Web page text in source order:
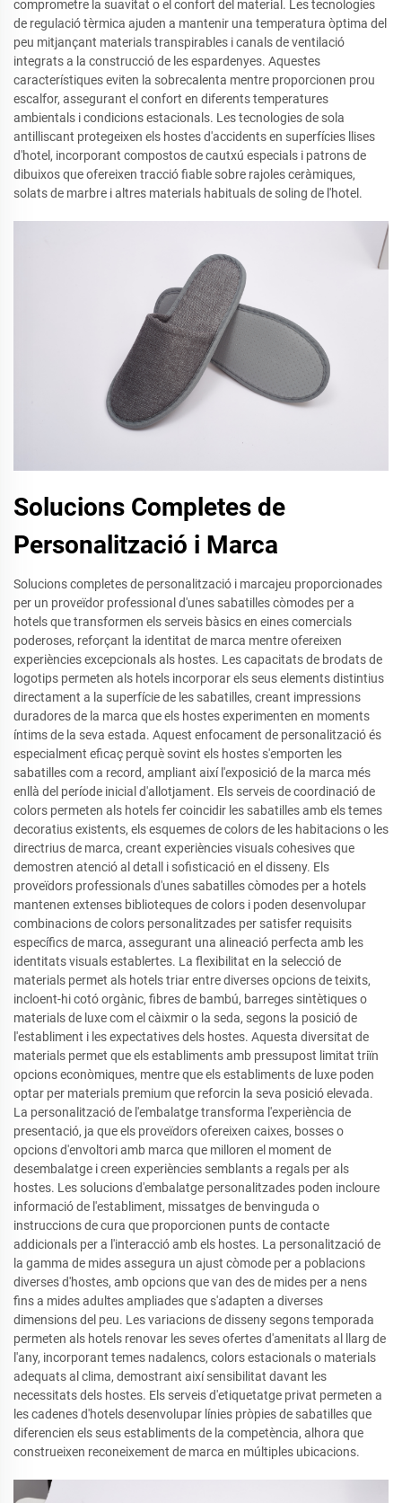
comprometre la suavitat o el confort del material. Les tecnologies
de regulació tèrmica ajuden a mantenir una temperatura òptima del
peu mitjançant materials transpirables i canals de ventilació
integrats a la construcció de les espardenyes. Aquestes
característiques eviten la sobrecalenta mentre proporcionen prou
escalfor, assegurant el confort en diferents temperatures
ambientals i condicions estacionals. Les tecnologies de sola
antilliscant protegeixen els hostes d'accidents en superfícies llises
d'hotel, incorporant compostos de cautxú especials i patrons de
dibuixos que ofereixen tracció fiable sobre rajoles ceràmiques,
solats de marbre i altres materials habituals de soling de l'hotel.
Solucions Completes de
Personalització i Marca
Solucions completes de personalització i marcajeu proporcionades
per un proveïdor professional d'unes sabatilles còmodes per a
hotels que transformen els serveis bàsics en eines comercials
poderoses, reforçant la identitat de marca mentre ofereixen
experiències excepcionals als hostes. Les capacitats de brodats de
logotips permeten als hotels incorporar els seus elements distintius
directament a la superfície de les sabatilles, creant impressions
duradores de la marca que els hostes experimenten en moments
íntims de la seva estada. Aquest enfocament de personalització és
especialment eficaç perquè sovint els hostes s'emporten les
sabatilles com a record, ampliant així l'exposició de la marca més
enllà del període inicial d'allotjament. Els serveis de coordinació de
colors permeten als hotels fer coincidir les sabatilles amb els temes
decoratius existents, els esquemes de colors de les habitacions o les
directrius de marca, creant experiències visuals cohesives que
demostren atenció al detall i sofisticació en el disseny. Els
proveïdors professionals d'unes sabatilles còmodes per a hotels
mantenen extenses biblioteques de colors i poden desenvolupar
combinacions de colors personalitzades per satisfer requisits
específics de marca, assegurant una alineació perfecta amb les
identitats visuals establertes. La flexibilitat en la selecció de
materials permet als hotels triar entre diverses opcions de teixits,
incloent-hi cotó orgànic, fibres de bambú, barreges sintètiques o
materials de luxe com el càixmir o la seda, segons la posició de
l'establiment i les expectatives dels hostes. Aquesta diversitat de
materials permet que els establiments amb pressupost limitat triïn
opcions econòmiques, mentre que els establiments de luxe poden
optar per materials premium que reforcin la seva posició elevada.
La personalització de l'embalatge transforma l'experiència de
presentació, ja que els proveïdors ofereixen caixes, bosses o
opcions d'envoltori amb marca que milloren el moment de
desembalatge i creen experiències semblants a regals per als
hostes. Les solucions d'embalatge personalitzades poden incloure
informació de l'establiment, missatges de benvinguda o
instruccions de cura que proporcionen punts de contacte
addicionals per a l'interacció amb els hostes. La personalització de
la gamma de mides assegura un ajust còmode per a poblacions
diverses d'hostes, amb opcions que van des de mides per a nens
fins a mides adultes ampliades que s'adapten a diverses
dimensions del peu. Les variacions de disseny segons temporada
permeten als hotels renovar les seves ofertes d'amenitats al llarg de
l'any, incorporant temes nadalencs, colors estacionals o materials
adequats al clima, demostrant així sensibilitat davant les
necessitats dels hostes. Els serveis d'etiquetatge privat permeten a
les cadenes d'hotels desenvolupar línies pròpies de sabatilles que
diferencien els seus establiments de la competència, alhora que
construeixen reconeixement de marca en múltiples ubicacions.